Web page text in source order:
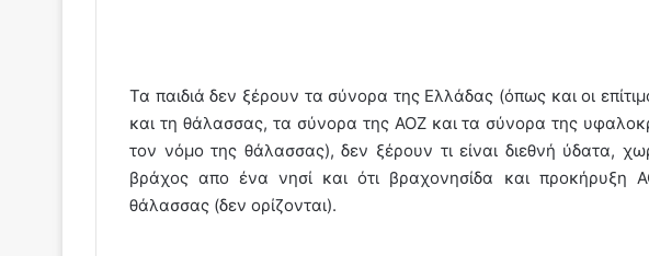
Τα παιδιά δεν ξέρουν τα σύνορα της Ελλάδας (όπως και οι
και τη θάλασσας, τα σύνορα της ΑΟΖ και τα σύνορα της
τον νόμο της θάλασσας), δεν ξέρουν τι είναι διεθνή ύδατα,
βράχος απο ένα νησί και ότι βραχονησίδα και προκήρυξη
θάλασσας (δεν ορίζονται).